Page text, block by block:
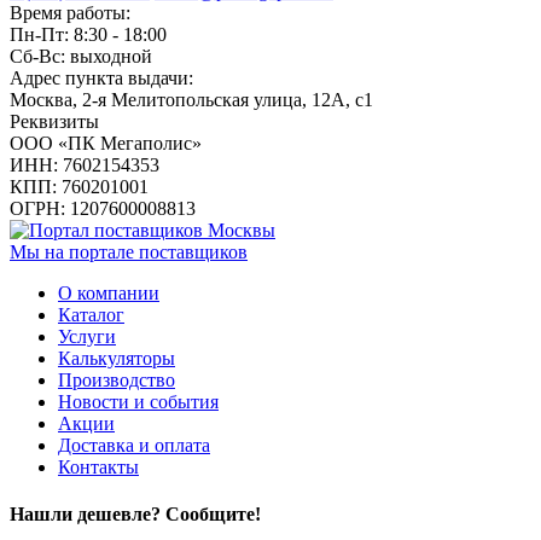
Время работы:
Пн-Пт: 8:30 - 18:00
Сб-Вс: выходной
Адрес пункта выдачи:
Москва, 2-я Мелитопольская улица, 12А, с1
Реквизиты
ООО «ПК Мегаполис»
ИНН: 7602154353
КПП: 760201001
ОГРН: 1207600008813
Мы на портале поставщиков
О компании
Каталог
Услуги
Калькуляторы
Производство
Новости и события
Акции
Доставка и оплата
Контакты
Нашли дешевле? Сообщите!